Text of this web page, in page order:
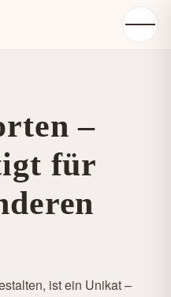
–
für
ist ein Unikat –